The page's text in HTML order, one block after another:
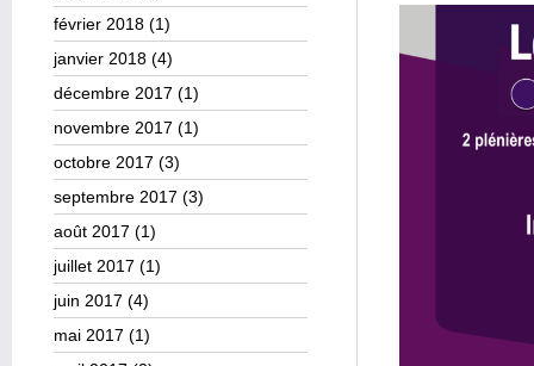
février 2018 (1)
janvier 2018 (4)
décembre 2017 (1)
novembre 2017 (1)
octobre 2017 (3)
septembre 2017 (3)
août 2017 (1)
juillet 2017 (1)
juin 2017 (4)
mai 2017 (1)